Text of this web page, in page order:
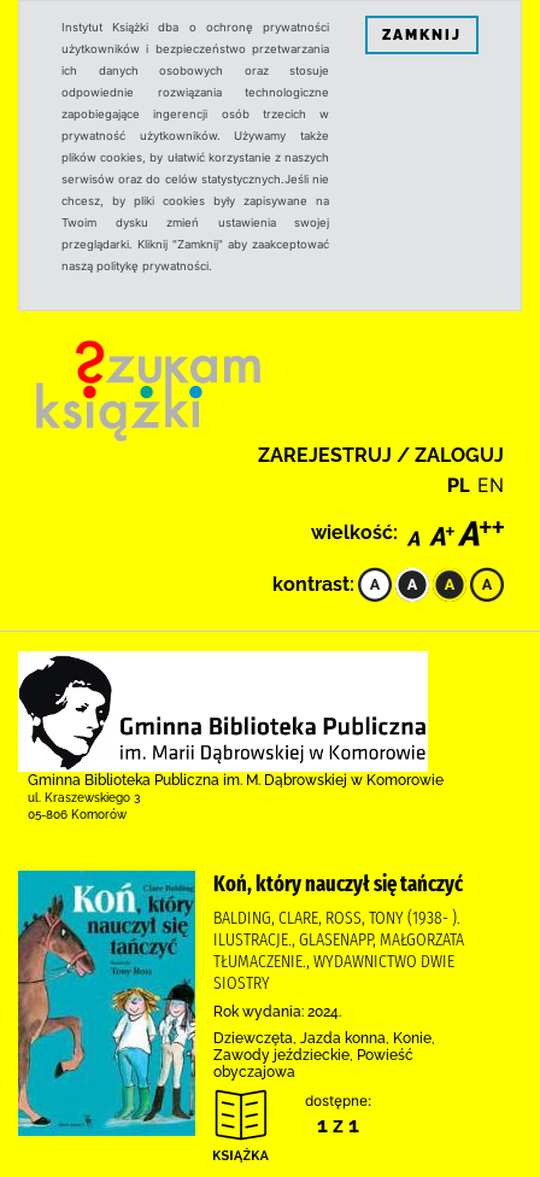
Instytut Książki dba o ochronę prywatności
użytkowników i bezpieczeństwo przetwarzania
ich danych osobowych oraz stosuje
odpowiednie rozwiązania technologiczne
zapobiegające ingerencji osób trzecich w
prywatność użytkowników. Używamy także
plików cookies, by ułatwić korzystanie z naszych
serwisów oraz do celów statystycznych.Jeśli nie
chcesz, by pliki cookies były zapisywane na
Twoim dysku zmień ustawienia swojej
przeglądarki. Kliknij "Zamknij" aby zaakceptować
naszą politykę prywatności.
ZAMKNIJ
ZAREJESTRUJ / ZALOGUJ
PL EN
wielkość:
kontrast:
Gminna Biblioteka Publiczna im. M. Dąbrowskiej w Komorowie
ul. Kraszewskiego 3
05-806 Komorów
Koń, który nauczył się tańczyć
BALDING, CLARE, ROSS, TONY (1938- ).
ILUSTRACJE., GLASENAPP, MAŁGORZATA
TŁUMACZENIE., WYDAWNICTWO DWIE
SIOSTRY
Rok wydania: 2024.
Dziewczęta, Jazda konna, Konie,
Zawody jeździeckie, Powieść
obyczajowa
dostępne:
1 z 1